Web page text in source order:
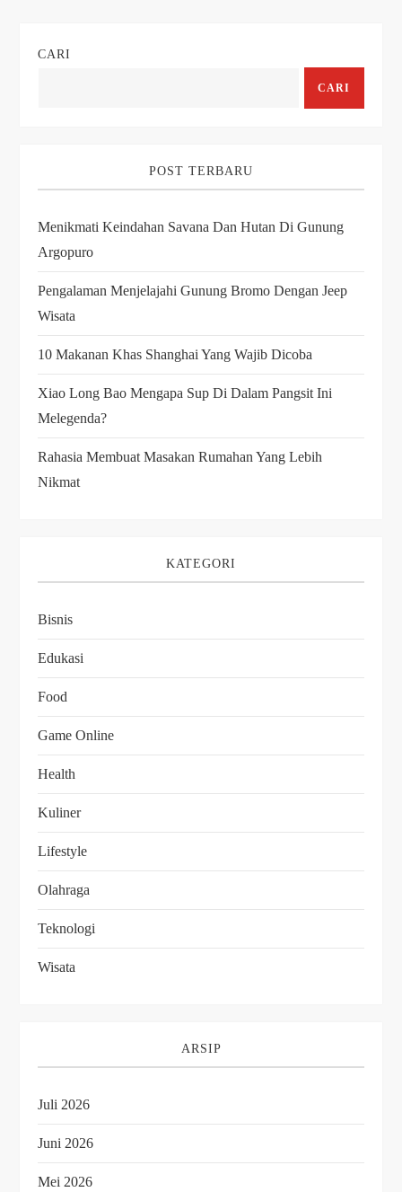
CARI
CARI
POST TERBARU
Menikmati Keindahan Savana Dan Hutan Di Gunung
Argopuro
Pengalaman Menjelajahi Gunung Bromo Dengan Jeep
Wisata
10 Makanan Khas Shanghai Yang Wajib Dicoba
Xiao Long Bao Mengapa Sup Di Dalam Pangsit Ini
Melegenda?
Rahasia Membuat Masakan Rumahan Yang Lebih
Nikmat
KATEGORI
Bisnis
Edukasi
Food
Game Online
Health
Kuliner
Lifestyle
Olahraga
Teknologi
Wisata
ARSIP
Juli 2026
Juni 2026
Mei 2026